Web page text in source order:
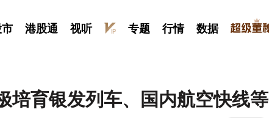
港股通 视听 专题 行情 数据
培育银发列车、国内航空快线等